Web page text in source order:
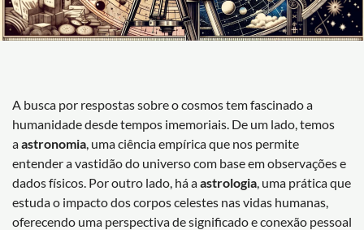
A busca por respostas sobre o cosmos tem fascinado a
humanidade desde tempos imemoriais. De um lado, temos
aastronomia , uma ciência empírica que nos permite
entender a vastidão do universo com base em observações e
dados físicos. Por outro lado, há aastrologia , uma prática que
estuda o impacto dos corpos celestes nas vidas humanas,
oferecendo uma perspectiva de significado e conexão pessoal